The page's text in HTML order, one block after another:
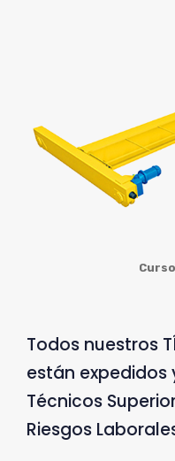
Todos nuestros
están expedidos
Técnicos
Riesgos